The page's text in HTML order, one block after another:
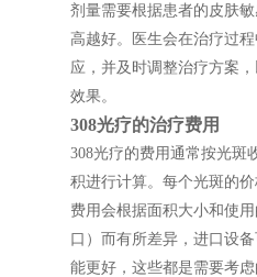
剂量需要根据患者的皮肤
高越好。医生会在治疗过
应，并及时调整治疗方案
效果。
308光疗的治疗费用
308光疗的费用通常按光斑
积进行计算。每个光斑的
费用会根据面积大小和使
口）而有所差异，进口设
能更好，这些都是需要考